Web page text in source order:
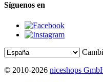
Síguenos en
© 2010-2026 niceshops